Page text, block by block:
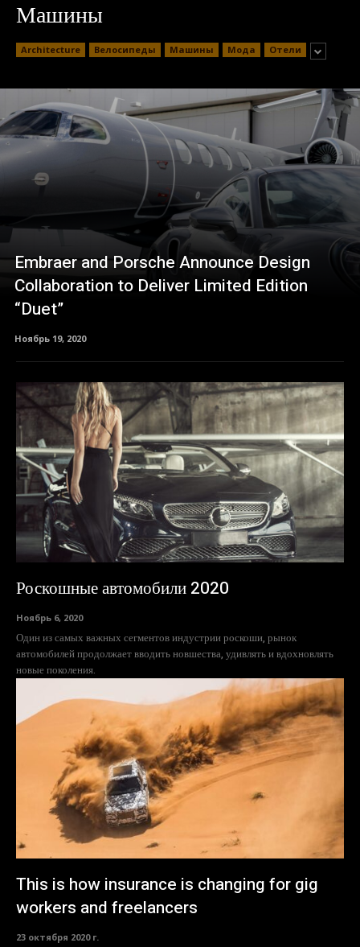
Машины
Architecture Велосипеды Машины Мода Отели
Embraer and Porsche Announce Design
Collaboration to Deliver Limited Edition
“Duet”
Ноябрь 19, 2020
Роскошные автомобили 2020
Ноябрь 6, 2020
Один из самых важных сегментов индустрии роскоши, рынок
автомобилей продолжает вводить новшества, удивлять и вдохновлять
новые поколения.
This is how insurance is changing for gig
workers and freelancers
23 октября 2020 г.